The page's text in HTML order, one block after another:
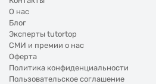
О нас
Блог
Эксперты tutortop
СМИ и премии о нас
Оферта
Политика конфиденциальности
Пользовательское соглашение